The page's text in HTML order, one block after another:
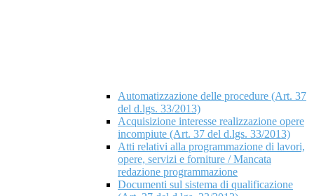
Automatizzazione delle procedure (Art. 37
del d.lgs. 33/2013)
Acquisizione interesse realizzazione opere
incompiute (Art. 37 del d.lgs. 33/2013)
Atti relativi alla programmazione di lavori,
opere, servizi e forniture / Mancata
redazione programmazione
Documenti sul sistema di qualificazione